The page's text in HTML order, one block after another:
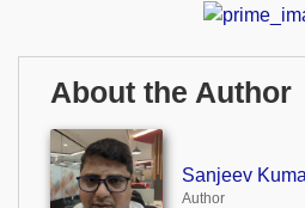
About the Author
Sanjeev
Author